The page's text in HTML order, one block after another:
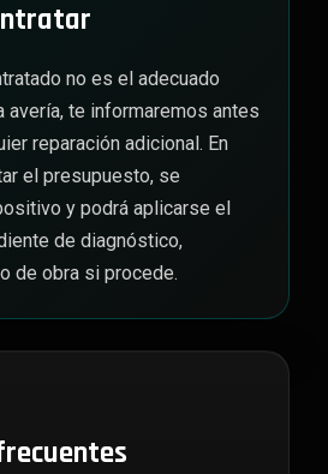
no es el adecuado
avería, te informaremos antes
reparación adicional. En
el presupuesto, se
y podrá aplicarse el
de diagnóstico,
de obra si procede.